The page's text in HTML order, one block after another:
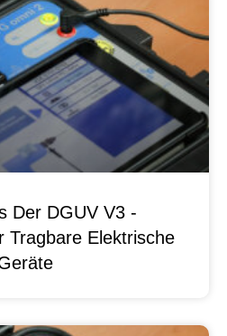
Der DGUV V3 -
Tragbare Elektrische